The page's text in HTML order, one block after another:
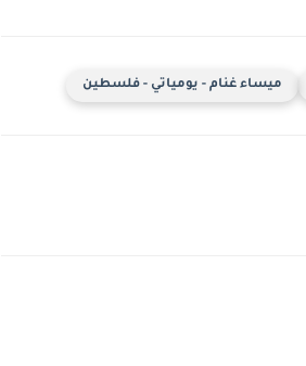
ميساء غنام - يومياتي - فلسطين